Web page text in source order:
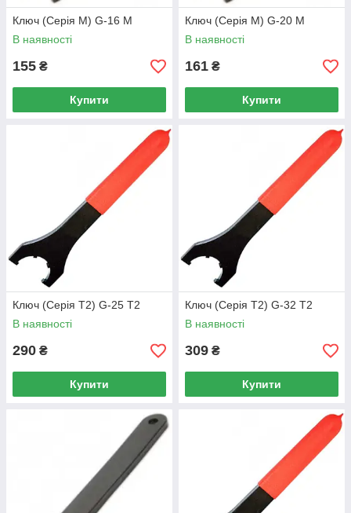
Ключ (Серія М) G-16 M
В наявності
155 ₴
Купити
Ключ (Серія М) G-20 M
В наявності
161 ₴
Купити
Ключ (Серія T2) G-25 T2
В наявності
290 ₴
Купити
Ключ (Серія T2) G-32 T2
В наявності
309 ₴
Купити